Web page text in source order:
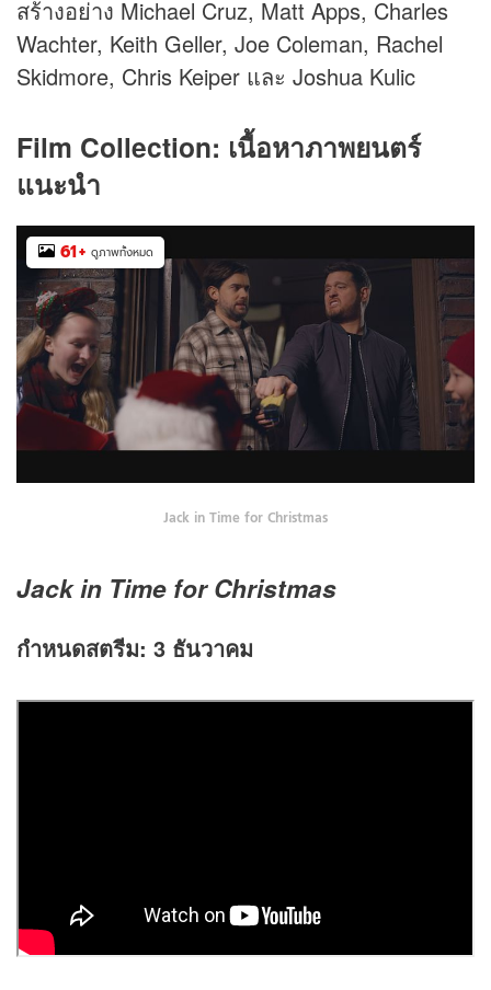
สร้างอย่าง Michael Cruz, Matt Apps, Charles
Wachter, Keith Geller, Joe Coleman, Rachel
Skidmore, Chris Keiper และ Joshua Kulic
Film Collection: เนื้อหาภาพยนตร์
แนะนำ
61+ ดูภาพทั้งหมด
Jack in Time for Christmas
Jack in Time for Christmas
กำหนดสตรีม: 3 ธันวาคม